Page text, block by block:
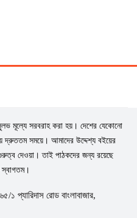
মূল্যে সরবরাহ করা হয়। দেশের যেকোনো
দ্রুততম সময়ে। আমাদের উদ্দেশ্য বইয়ের
দেওয়া। তাই পাঠকদের জন্য রয়েছে
স্বাগতম।
১ প্যারিদাস রোড বাংলাবাজার,